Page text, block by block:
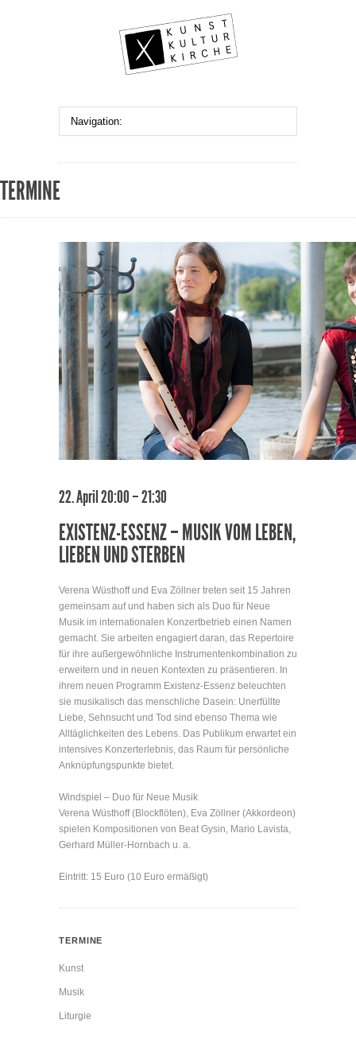
TERMINE
22. April 20:00 – 21:30
EXISTENZ-ESSENZ – MUSIK VOM LEBEN,
LIEBEN UND STERBEN
Verena Wüsthoff und Eva Zöllner treten seit 15 Jahren
gemeinsam auf und haben sich als Duo für Neue
Musik im internationalen Konzertbetrieb einen Namen
gemacht. Sie arbeiten engagiert daran, das Repertoire
für ihre außergewöhnliche Instrumentenkombination zu
erweitern und in neuen Kontexten zu präsentieren. In
ihrem neuen Programm Existenz-Essenz beleuchten
sie musikalisch das menschliche Dasein: Unerfüllte
Liebe, Sehnsucht und Tod sind ebenso Thema wie
Alltäglichkeiten des Lebens. Das Publikum erwartet ein
intensives Konzerterlebnis, das Raum für persönliche
Anknüpfungspunkte bietet.
Windspiel – Duo für Neue Musik
Verena Wüsthoff (Blockflöten), Eva Zöllner (Akkordeon)
spielen Kompositionen von Beat Gysin, Mario Lavista,
Gerhard Müller-Hornbach u. a.
Eintritt: 15 Euro (10 Euro ermäßigt)
TERMINE
Kunst
Musik
Liturgie